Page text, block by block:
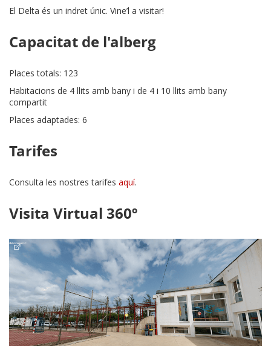
El Delta és un indret únic. Vine’l a visitar!
Capacitat de l'alberg
Places totals: 123
Habitacions de 4 llits amb bany i de 4 i 10 llits amb bany
compartit
Places adaptades: 6
Tarifes
Consulta les nostres tarifes aquí.
Visita Virtual 360º